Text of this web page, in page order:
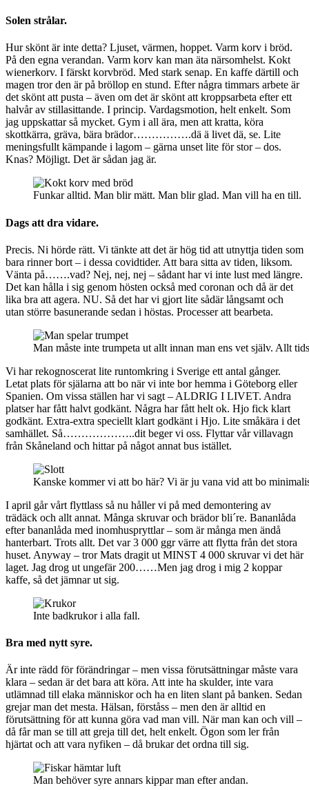
Solen strålar.
Hur skönt är inte detta? Ljuset, värmen, hoppet. Varm korv i bröd.
På den egna verandan. Varm korv kan man äta närsomhelst. Kokt
wienerkorv. I färskt korvbröd. Med stark senap. En kaffe därtill och
magen tror den är på bröllop en stund. Efter några timmars arbete är
det skönt att pusta – även om det är skönt att kroppsarbeta efter ett
halvår av stillasittande. I princip. Vardagsmotion, helt enkelt. Som
jag uppskattar så mycket. Gym i all ära, men att kratta, köra
skottkärra, gräva, bära brädor…………….dä ä livet dä, se. Lite
meningsfullt kämpande i lagom – gärna unset lite för stor – dos.
Knas? Möjligt. Det är sådan jag är.
Funkar alltid. Man blir mätt. Man blir glad. Man vill ha en till.
Dags att dra vidare.
Precis. Ni hörde rätt. Vi tänkte att det är hög tid att utnyttja tiden som
bara rinner bort – i dessa covidtider. Att bara sitta av tiden, liksom.
Vänta på…….vad? Nej, nej, nej – sådant har vi inte lust med längre.
Det kan hålla i sig genom hösten också med coronan och då är det
lika bra att agera. NU. Så det har vi gjort lite sådär långsamt och
utan större basunerande sedan i höstas. Processer att bearbeta.
Man måste inte trumpeta ut allt innan man ens vet själv. Allt
Vi har rekognoscerat lite runtomkring i Sverige ett antal gånger.
Letat plats för själarna att bo när vi inte bor hemma i Göteborg eller
Spanien. Om vissa ställen har vi sagt – ALDRIG I LIVET. Andra
platser har fått halvt godkänt. Några har fått helt ok. Hjo fick klart
godkänt. Extra-extra speciellt klart godkänt i Hjo. Lite småkära i det
samhället. Så………………..dit beger vi oss. Flyttar vår villavagn
från Skåneland och hittar på något annat bus istället.
Kanske kommer vi att bo här? Vi är ju vana vid att bo
I april går vårt flyttlass så nu håller vi på med demontering av
trädäck och allt annat. Många skruvar och brädor bli´re. Bananlåda
efter bananlåda med inomhuspryttlar – som är många men ändå
hanterbart. Trots allt. Det var 3 000 ggr värre att flytta från det stora
huset. Anyway – tror Mats dragit ut MINST 4 000 skruvar vi det här
laget. Jag drog ut ungefär 200……Men jag drog i mig 2 koppar
kaffe, så det jämnar ut sig.
Inte badkrukor i alla fall.
Bra med nytt syre.
Är inte rädd för förändringar – men vissa förutsättningar måste vara
klara – sedan är det bara att köra. Att inte ha skulder, inte vara
utlämnad till elaka människor och ha en liten slant på banken. Sedan
grejar man det mesta. Hälsan, förståss – men den är alltid en
förutsättning för att kunna göra vad man vill. När man kan och vill –
då får man se till att greja till det, helt enkelt. Ögon som ler från
hjärtat och att vara nyfiken – då brukar det ordna till sig.
Man behöver syre annars kippar man efter andan.